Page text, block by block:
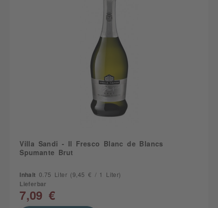
Villa Sandi - Il Fresco Blanc de Blancs
Spumante Brut
Inhalt 0.75 Liter (9,45 € / 1 Liter)
Lieferbar
7,09 €